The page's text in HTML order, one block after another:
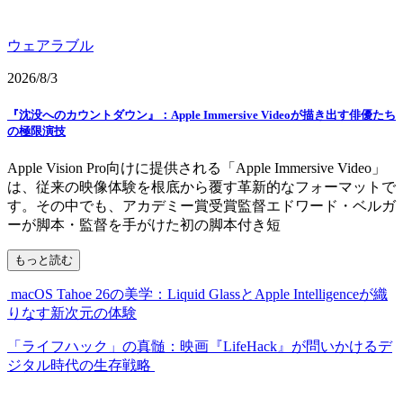
ウェアラブル
2026/8/3
『沈没へのカウントダウン』：Apple Immersive Videoが描き出す俳優たち
の極限演技
Apple Vision Pro向けに提供される「Apple Immersive Video」
は、従来の映像体験を根底から覆す革新的なフォーマットで
す。その中でも、アカデミー賞受賞監督エドワード・ベルガ
ーが脚本・監督を手がけた初の脚本付き短
もっと読む
macOS Tahoe 26の美学：Liquid GlassとApple Intelligenceが織
りなす新次元の体験
「ライフハック」の真髄：映画『LifeHack』が問いかけるデ
ジタル時代の生存戦略